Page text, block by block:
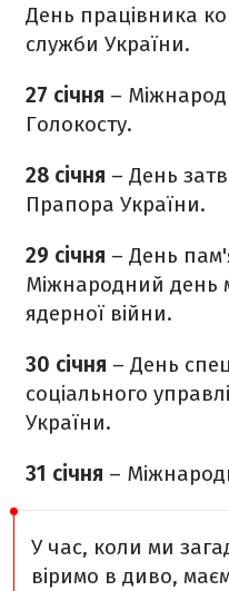
День працівника
служби України.
27 січня –
Голокосту.
28 січня – День
Прапора України.
29 січня – День
Міжнародний день
ядерної війни.
30 січня – День
соціального
України.
31 січня –
У час, коли ми
віримо в диво,